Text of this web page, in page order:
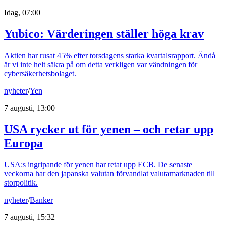
Idag, 07:00
Yubico: Värderingen ställer höga krav
Aktien har rusat 45% efter torsdagens starka kvartalsrapport. Ändå
är vi inte helt säkra på om detta verkligen var vändningen för
cybersäkerhetsbolaget.
nyheter/Yen
7 augusti, 13:00
USA rycker ut för yenen – och retar upp
Europa
USA:s ingripande för yenen har retat upp ECB. De senaste
veckorna har den japanska valutan förvandlat valutamarknaden till
storpolitik.
nyheter/Banker
7 augusti, 15:32